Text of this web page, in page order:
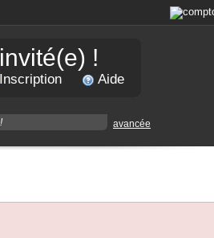
!
Inscription Aide
avancée